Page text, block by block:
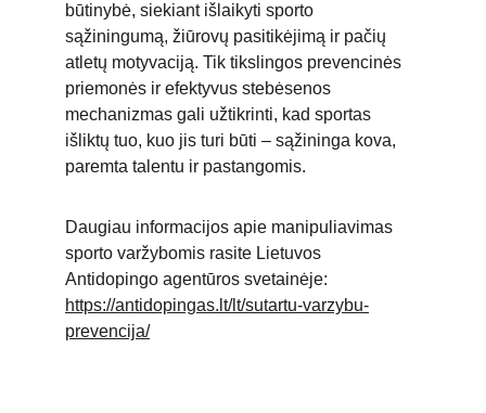
būtinybė, siekiant išlaikyti sporto
sąžiningumą, žiūrovų pasitikėjimą ir pačių
atletų motyvaciją. Tik tikslingos prevencinės
priemonės ir efektyvus stebėsenos
mechanizmas gali užtikrinti, kad sportas
išliktų tuo, kuo jis turi būti – sąžininga kova,
paremta talentu ir pastangomis.
Daugiau informacijos apie manipuliavimas
sporto varžybomis rasite Lietuvos
Antidopingo agentūros svetainėje:
https://antidopingas.lt/lt/sutartu-varzybu-
prevencija/